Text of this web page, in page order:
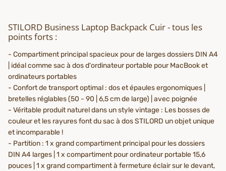
STILORD Business Laptop Backpack Cuir - tous les
points forts :
- Compartiment principal spacieux pour de larges dossiers DIN A4
| idéal comme sac à dos d'ordinateur portable pour MacBook et
ordinateurs portables
- Confort de transport optimal : dos et épaules ergonomiques |
bretelles réglables (50 - 90 | 6,5 cm de large) | avec poignée
- Véritable produit naturel dans un style vintage : Les bosses de
couleur et les rayures font du sac à dos STILORD un objet unique
et incomparable !
- Partition : 1 x grand compartiment principal pour les dossiers
DIN A4 larges | 1 x compartiment pour ordinateur portable 15,6
pouces | 1 x grand compartiment à fermeture éclair sur le devant,